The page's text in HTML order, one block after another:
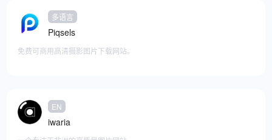
多语言
Piqsels
免费可商用高清摄影图片下载网站。
EN
iwaria